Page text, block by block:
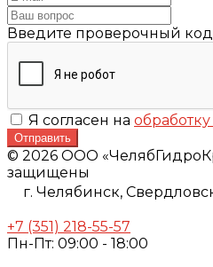
Введите проверочный код
Я согласен на
Отправить
© 2026 ООО
защищены
г. Челябинск,
+7 (351) 218-55-57
Пн-Пт: 09:00 - 18:00